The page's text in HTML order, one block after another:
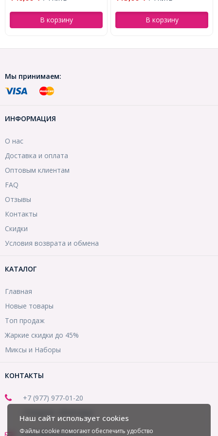
Мы принимаем:
ИНФОРМАЦИЯ
О нас
Доставка и оплата
Оптовым клиентам
FAQ
Отзывы
Контакты
Скидки
Условия возврата и обмена
КАТАЛОГ
Главная
Новые товары
Топ продаж
Жаркие скидки до 45%
Миксы и Наборы
КОНТАКТЫ
+7 (977) 977-01-20
Наш сайт использует cookies
Файлы cookie помогают обеспечить удобство